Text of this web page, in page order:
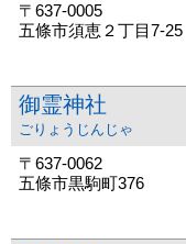
〒637-0005
五條市須恵２丁目7-25
御霊神社
ごりょうじんじゃ
〒637-0062
五條市黒駒町376